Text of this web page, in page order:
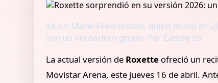
Ya sin Marie Fredriksson, quien murió en
son un verdadero grupo. Per Gessle co
La actual versión de Roxette ofreció un
Movistar Arena, este jueves 16 de abril.